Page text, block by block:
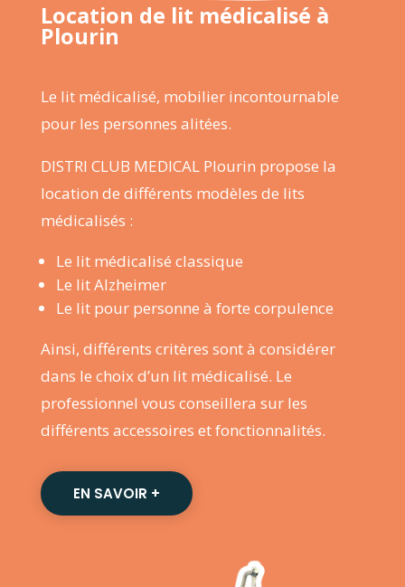
Location de lit médicalisé à
Plourin
Le lit médicalisé, mobilier incontournable
pour les personnes alitées.
DISTRI CLUB MEDICAL Plourin propose la
location de différents modèles de lits
médicalisés :
Le lit médicalisé classique
Le lit Alzheimer
Le lit pour personne à forte corpulence
Ainsi, différents critères sont à considérer
dans le choix d’un lit médicalisé. Le
professionnel vous conseillera sur les
différents accessoires et fonctionnalités.
EN SAVOIR +